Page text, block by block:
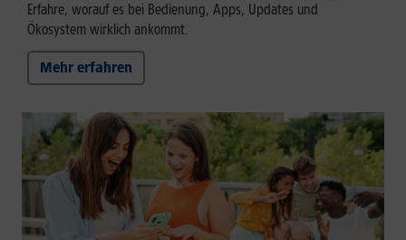
Erfahre, worauf es bei Bedienung, Apps, Updates und
Ökosystem wirklich ankommt.
Mehr erfahren